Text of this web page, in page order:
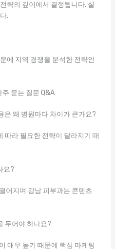
략의 깊이에서 결정됩니다. 실
.
에 지역 경쟁을 분석한 전략인
묻는 질문 Q&A
은 왜 병원마다 차이가 큰가요?
따라 필요한 전략이 달라지기 때
요?
어지며 강남 피부과는 콘텐츠
두어야 하나요?
매우 높기 때문에 핵심 마케팅